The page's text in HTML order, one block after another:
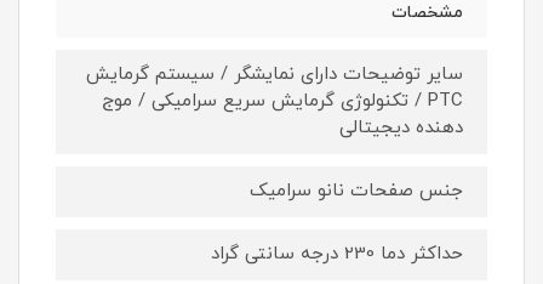
مشخصات
سایر توضیحات دارای نمایشگر / سیستم گرمایش
PTC / تکنولوژی گرمایش سریع سرامیکی / موج
دهنده دیجیتالی
جنس صفحات نانو سرامیک
حداکثر دما 230 درجه سانتی گراد